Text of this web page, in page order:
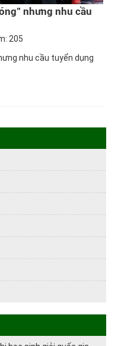
nhưng nhu cầu
205
nhu cầu tuyển dụng